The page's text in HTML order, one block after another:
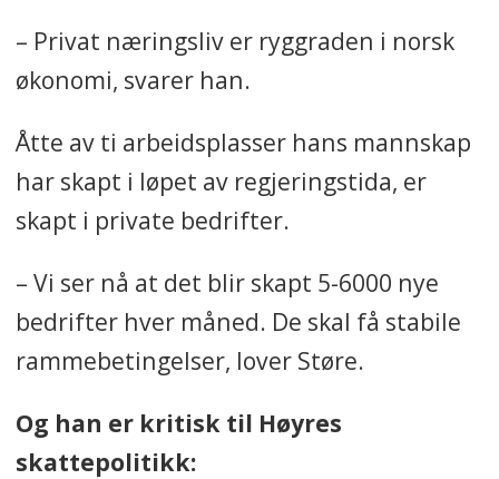
– Privat næringsliv er ryggraden i norsk
økonomi, svarer han.
Åtte av ti arbeidsplasser hans mannskap
har skapt i løpet av regjeringstida, er
skapt i private bedrifter.
– Vi ser nå at det blir skapt 5-6000 nye
bedrifter hver måned. De skal få stabile
rammebetingelser, lover Støre.
Og han er kritisk til Høyres
skattepolitikk: